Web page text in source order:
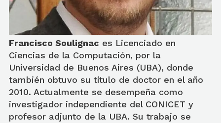
Francisco Soulignac es Licenciado en
Ciencias de la Computación, por la
Universidad de Buenos Aires (UBA), donde
también obtuvo su título de doctor en el año
2010. Actualmente se desempeña como
investigador independiente del CONICET y
profesor adjunto de la UBA. Su trabajo se